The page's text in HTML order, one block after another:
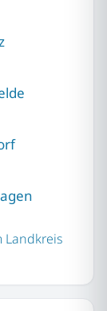
Landkreis